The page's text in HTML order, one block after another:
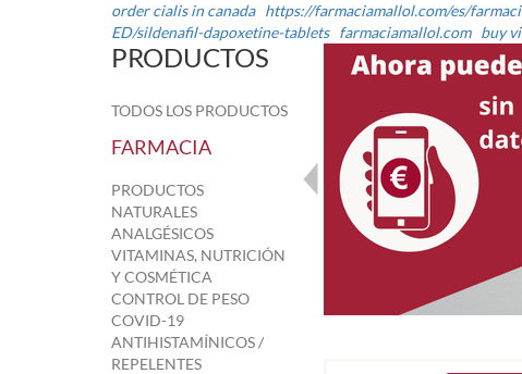
order cialis in canada https://farmaciamallol.com/es/
ED/sildenafil-dapoxetine-tablets farmaciamallol.com buy
PRODUCTOS
TODOS LOS PRODUCTOS
FARMACIA
PRODUCTOS
NATURALES
ANALGÉSICOS
VITAMINAS, NUTRICIÓN
Y COSMÉTICA
CONTROL DE PESO
COVID-19
ANTIHISTAMÍNICOS /
REPELENTES